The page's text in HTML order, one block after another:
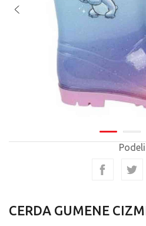
Podeli
CERDA GUMENE